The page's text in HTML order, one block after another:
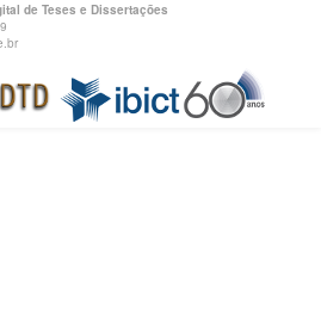
de Teses e Dissertações